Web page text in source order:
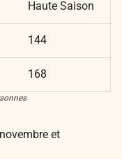
Haute Saison
144
168
et